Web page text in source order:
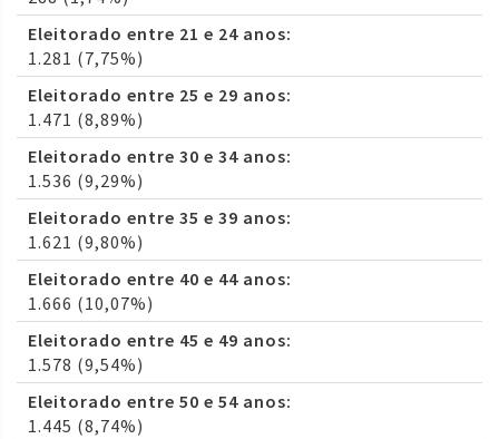
Eleitorado entre 21 e 24 anos:
1.281 (7,75%)
Eleitorado entre 25 e 29 anos:
1.471 (8,89%)
Eleitorado entre 30 e 34 anos:
1.536 (9,29%)
Eleitorado entre 35 e 39 anos:
1.621 (9,80%)
Eleitorado entre 40 e 44 anos:
1.666 (10,07%)
Eleitorado entre 45 e 49 anos:
1.578 (9,54%)
Eleitorado entre 50 e 54 anos:
1.445 (8,74%)